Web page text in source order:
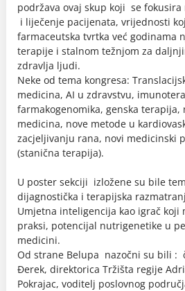
podržava ovaj skup koji se
i liječenje pacijenata, vrijednosti
farmaceutska tvrtka već godinama
terapije i stalnom težnjom za
zdravlja ljudi.
Neke od tema kongresa:
medicina, AI u zdravstvu,
farmakogenomika, genska terapija,
medicina, nove metode u
zacjeljivanju rana, novi medicinski
(stanična terapija).
U poster sekciji izložene su bile
dijagnostička i terapijska
Umjetna inteligencija kao igrač
praksi, potencijal nutrigenetike u
medicini.
Od strane Belupa nazočni su bili :
Đerek, direktorica Tržišta regije
Pokrajac, voditelj poslovnog